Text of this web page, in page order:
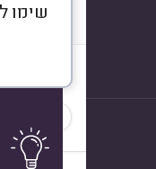
שימו
דברו